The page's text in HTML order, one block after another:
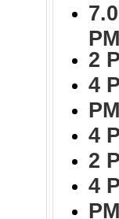
2
4
4
2
4